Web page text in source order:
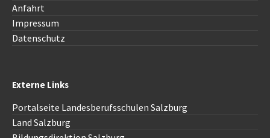
Anfahrt
Impressum
Datenschutz
Externe Links
Portalseite Landesberufsschulen Salzburg
Land Salzburg